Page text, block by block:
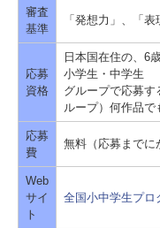
審査
基準
「発想力」、「表
応募
資格
日本国在住の、6
小学生・中学生
グループで応募す
ループ）何作品で
応募
費
無料（応募までに
Web
サイ
ト
全国小中学生プロ